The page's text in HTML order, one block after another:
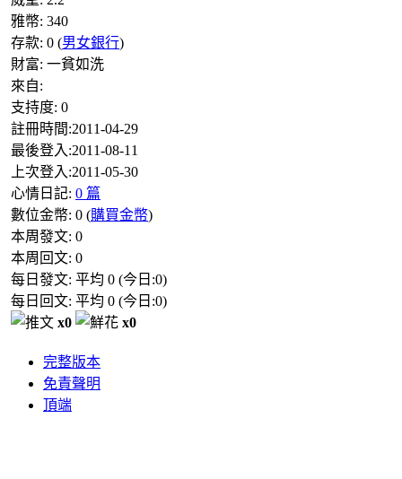
雅幣: 340
存款: 0 (男女銀行)
財富: 一貧如洗
來自:
支持度: 0
註冊時間:2011-04-29
最後登入:2011-08-11
上次登入:2011-05-30
心情日記: 0 篇
數位金幣: 0 (購買金幣)
本周發文: 0
本周回文: 0
每日發文: 平均 0 (今日:0)
每日回文: 平均 0 (今日:0)
x0
x0
完整版本
免責聲明
頂端